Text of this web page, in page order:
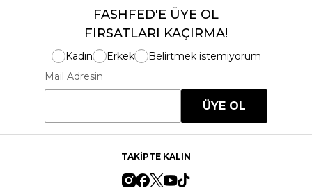
FASHFED'E ÜYE OL
FIRSATLARI KAÇIRMA!
Kadın Erkek
Belirtmek istemiyorum
Mail Adresin
ÜYE OL
TAKİPTE KALIN